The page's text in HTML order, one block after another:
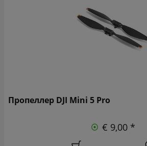
Пропеллер DJI Mini 5 Pro
€ 9,00 *